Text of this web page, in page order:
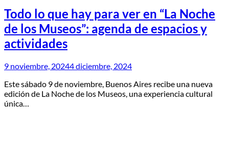
Todo lo que hay para ver en “La Noche
de los Museos”: agenda de espacios y
actividades
9 noviembre, 20244 diciembre, 2024
Este sábado 9 de noviembre, Buenos Aires recibe una nueva
edición de La Noche de los Museos, una experiencia cultural
única…